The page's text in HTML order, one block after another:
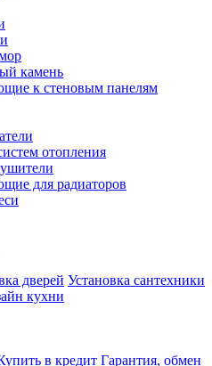
камень
к стеновым панелям
отопления
для радиаторов
дверей Установка сантехники
кухни
в кредит Гарантия, обмен